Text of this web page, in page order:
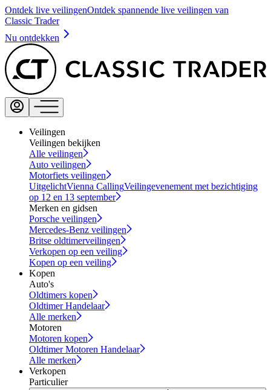
Ontdek live veilingenOntdek spannende live veilingen van
Classic Trader
Nu ontdekken
Veilingen
Veilingen bekijken
Alle veilingen
Auto veilingen
Motorfiets veilingen
UitgelichtVienna CallingVeilingevenement met bezichtiging
op 12 en 13 september
Merken en gidsen
Porsche veilingen
Mercedes-Benz veilingen
Britse oldtimerveilingen
Verkopen op een veiling
Kopen op een veiling
Kopen
Auto's
Oldtimers kopen
Oldtimer Handelaar
Alle merken
Motoren
Motoren kopen
Oldtimer Motoren Handelaar
Alle merken
Verkopen
Particulier